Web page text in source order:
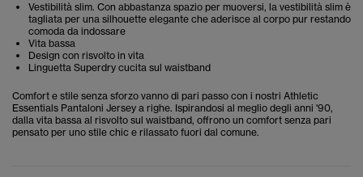
Vestibilità slim. Con abbastanza spazio per muoversi, la vestibilità slim è
tagliata per una silhouette elegante che aderisce al corpo pur restando
comoda da indossare
Vita bassa
Design con risvolto in vita
Linguetta Superdry cucita sul waistband
Comfort e stile senza sforzo vanno di pari passo con i nostri Athletic
Essentials Pantaloni Jersey a righe. Ispirandosi al meglio degli anni '90,
dalla vita bassa al risvolto sul waistband, offrono un comfort senza pari
pensato per uno stile chic e rilassato fuori dal comune.